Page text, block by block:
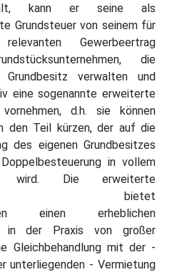
hält, kann er seine als
Grundsteuer von seinem für
Gewerbeertrag
die
Grundbesitz verwalten und
eine sogenannte erweiterte
vornehmen, d.h. sie können
den Teil kürzen, der auf die
des eigenen Grundbesitzes
in vollem
wird. Die erweiterte
bietet
einen erheblichen
in der Praxis von großer
Gleichbehandlung mit der -
unterliegenden - Vermietung